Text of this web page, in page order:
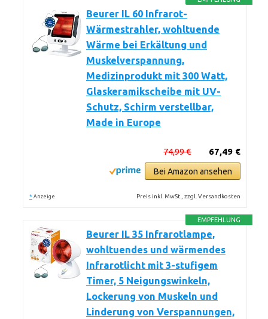
Beurer IL 60 Infrarot-
Wärmestrahler, wohltuende
Wärme bei Erkältung und
Muskelverspannung,
Medizinprodukt mit 300 Watt,
Glaskeramikscheibe mit UV-
Schutz, Schirm verstellbar,
Made in Europe
67,49 €
74,99 €
Bei Amazon ansehen
* Anzeige Preis inkl. MwSt., zzgl. Versandkosten
EMPFEHLUNG
Beurer IL 35 Infrarotlampe,
wohltuendes und wärmendes
Infrarotlicht mit 3-stufigem
Timer, 5 Neigungswinkeln,
Lockerung von Muskeln und
Linderung von Verspannungen,